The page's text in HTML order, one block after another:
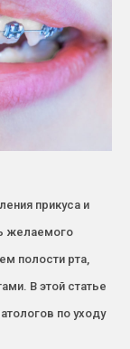
прикуса и
желаемого
полости рта,
В этой статье
по уходу